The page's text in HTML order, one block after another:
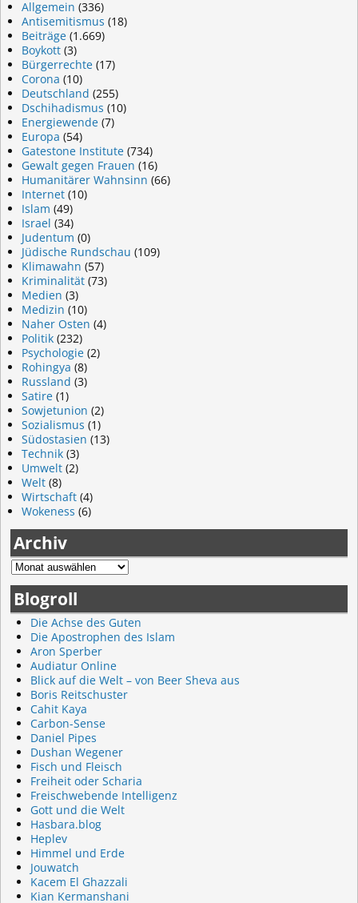
Allgemein (336)
Antisemitismus (18)
Beiträge (1.669)
Boykott (3)
Bürgerrechte (17)
Corona (10)
Deutschland (255)
Dschihadismus (10)
Energiewende (7)
Europa (54)
Gatestone Institute (734)
Gewalt gegen Frauen (16)
Humanitärer Wahnsinn (66)
Internet (10)
Islam (49)
Israel (34)
Judentum (0)
Jüdische Rundschau (109)
Klimawahn (57)
Kriminalität (73)
Medien (3)
Medizin (10)
Naher Osten (4)
Politik (232)
Psychologie (2)
Rohingya (8)
Russland (3)
Satire (1)
Sowjetunion (2)
Sozialismus (1)
Südostasien (13)
Technik (3)
Umwelt (2)
Welt (8)
Wirtschaft (4)
Wokeness (6)
Archiv
Blogroll
Die Achse des Guten
Die Apostrophen des Islam
Aron Sperber
Audiatur Online
Blick auf die Welt – von Beer Sheva aus
Boris Reitschuster
Cahit Kaya
Carbon-Sense
Daniel Pipes
Dushan Wegener
Fisch und Fleisch
Freiheit oder Scharia
Freischwebende Intelligenz
Gott und die Welt
Hasbara.blog
Heplev
Himmel und Erde
Jouwatch
Kacem El Ghazzali
Kian Kermanshani